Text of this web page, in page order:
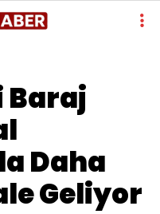
Baraj
Daha
Geliyor